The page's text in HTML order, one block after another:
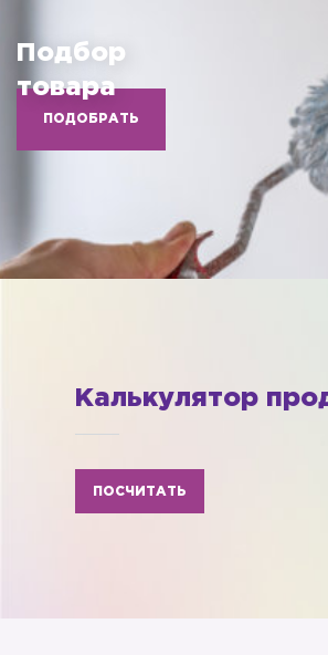
Подбор
товара
ПОДОБРАТЬ
Калькулятор
ПОСЧИТАТЬ